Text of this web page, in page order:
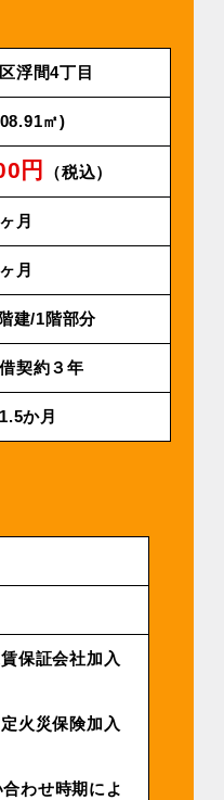
浮間4丁目
㎡)
円 （税込）
月
月
建/1階部分
契約３年
か月
保証会社加入
火災保険加入
わせ時期によ